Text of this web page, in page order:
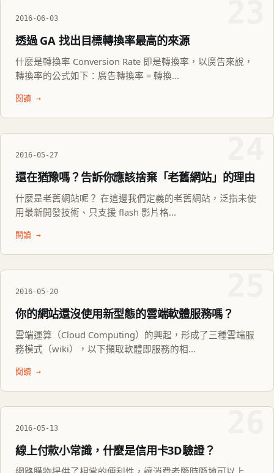
2016-06-03
透過 GA 找出目標轉換率最高的來源
什麼是轉換率 Conversion Rate 即是轉換率，以廣告來說，
轉換率的公式如下：廣告轉換率 = 轉換...
閱讀 →
2016-05-27
還在猶豫嗎？告訴你應該捨棄「老舊網站」的理由
什麼是老舊網站呢？ 在這邊我們定義的老舊網站，泛指未使
用最新開發技術、只支援 flash 影片格...
閱讀 →
2016-05-20
你的網站還沒使用新型態的雲端軟體服務嗎？
雲端運算（Cloud Computing）的興起，形成了三種雲端服
務模式（wiki），以下擷取軟體即服務的相...
閱讀 →
2016-05-13
線上付款小常識，什麼是信用卡3D驗證？